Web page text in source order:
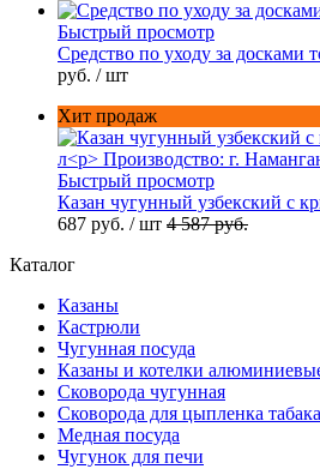
Быстрый просмотр
Средство по уходу за досками
руб. / шт
Хит продаж
Быстрый просмотр
Казан чугунный узбекский с
687 руб. / шт 4 587 руб.
Каталог
Казаны
Кастрюли
Чугунная посуда
Казаны и котелки
Сковорода чугунная
Сковорода для цыпленка табака
Медная посуда
Чугунок для печи